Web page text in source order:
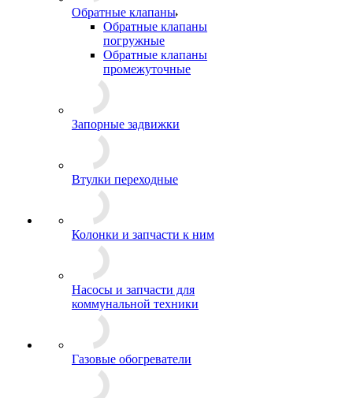
Обратные клапаны
Обратные клапаны
погружные
Обратные клапаны
промежуточные
Запорные задвижки
Втулки переходные
Колонки и запчасти к ним
Насосы и запчасти для
коммунальной техники
Газовые обогреватели